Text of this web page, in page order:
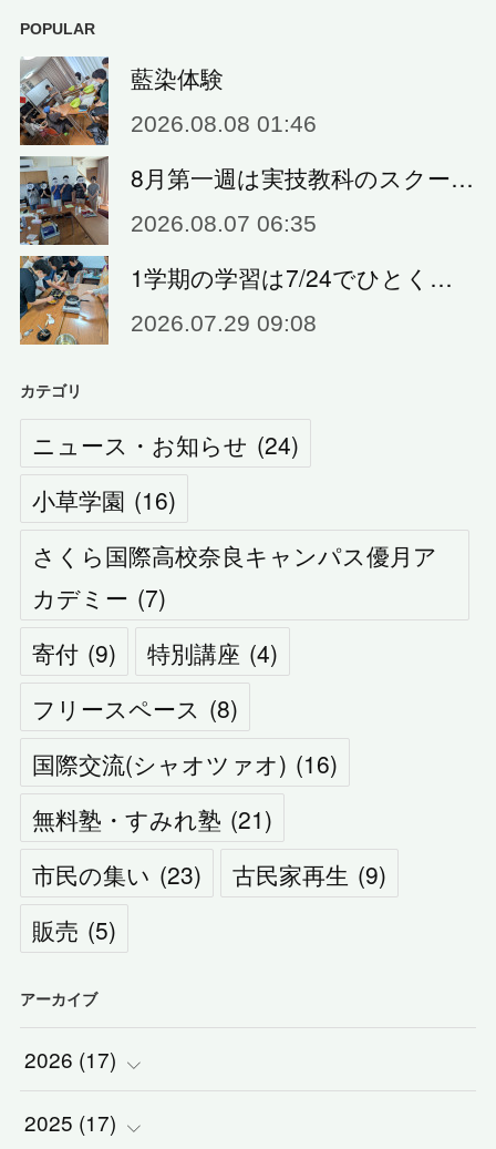
POPULAR
藍染体験
2026.08.08 01:46
8月第一週は実技教科のスクー…
2026.08.07 06:35
1学期の学習は7/24でひとく…
2026.07.29 09:08
カテゴリ
ニュース・お知らせ (24)
小草学園 (16)
さくら国際高校奈良キャンパス優月ア
カデミー (7)
寄付 (9) 特別講座 (4)
フリースペース (8)
国際交流(シャオツァオ) (16)
無料塾・すみれ塾 (21)
市民の集い (23) 古民家再生 (9)
販売 (5)
アーカイブ
2026 (17)
(2)
2025 (17)